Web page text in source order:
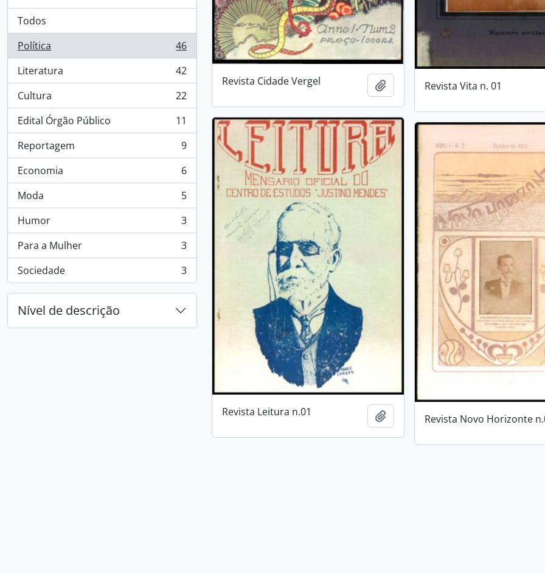
Todos
Política
, 46 resultados
46
Literatura
, 42 resultados
42
Cultura
, 22 resultados
22
Edital Órgão Público
, 11 resultados
11
Reportagem
, 9 resultados
9
Economia
, 6 resultados
6
Moda
, 5 resultados
5
Humor
, 3 resultados
3
Para a Mulher
, 3 resultados
3
Sociedade
, 3 resultados 3
Nível de descrição
Revista Vita n. 01
Revista Cidade Vergel Adicionar a área de transferência
Revista Leitura n.01 Adicionar a área de transferência
Revista Novo Horizonte